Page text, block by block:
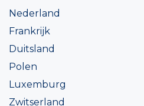
Nederland
Frankrijk
Duitsland
Polen
Luxemburg
Zwitserland